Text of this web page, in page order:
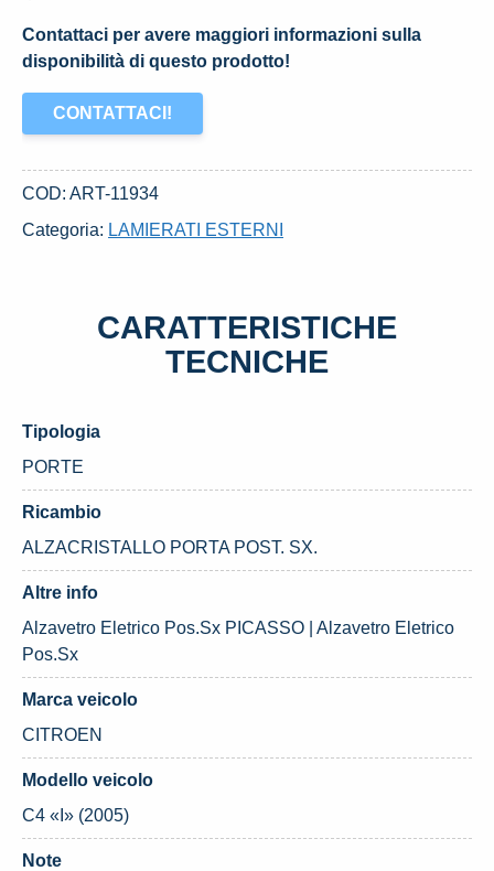
Contattaci per avere maggiori informazioni sulla
disponibilità di questo prodotto!
CONTATTACI!
COD: ART-11934
Categoria: LAMIERATI ESTERNI
CARATTERISTICHE
TECNICHE
Tipologia
PORTE
Ricambio
ALZACRISTALLO PORTA POST. SX.
Altre info
Alzavetro Eletrico Pos.Sx PICASSO | Alzavetro Eletrico
Pos.Sx
Marca veicolo
CITROEN
Modello veicolo
C4 «I» (2005)
Note